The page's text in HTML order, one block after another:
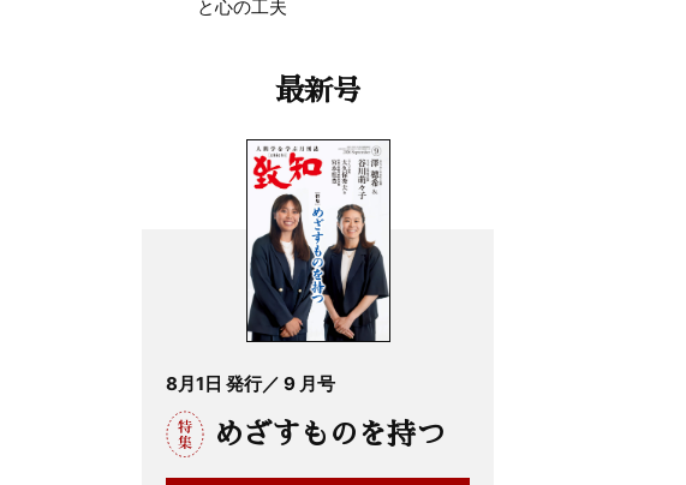
と心の工夫
最新号
8月1日 発行／ 9 月号
めざすものを持つ